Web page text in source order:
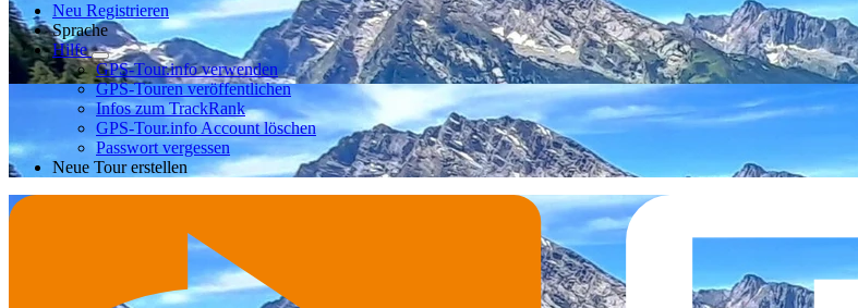
Neu Registrieren
Sprache
Hilfe
GPS-Tour.info verwenden
GPS-Touren veröffentlichen
Infos zum TrackRank
GPS-Tour.info Account löschen
Passwort vergessen
Neue Tour erstellen